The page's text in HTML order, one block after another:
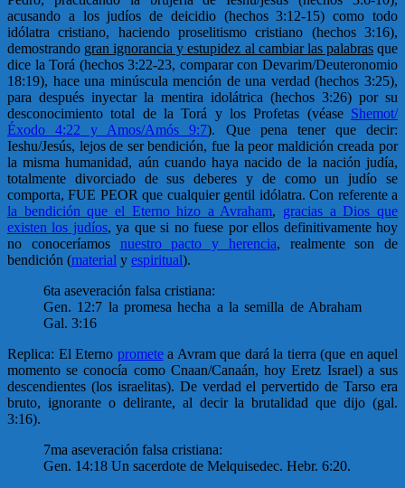
acusando a los judíos de deicidio (hechos 3:12-15) como todo
idólatra cristiano, haciendo proselitismo cristiano (hechos 3:16),
demostrando gran ignorancia y estupidez al cambiar las palabrasque
dice la Torá (hechos 3:22-23, comparar con Devarim/Deuteronomio
18:19), hace una minúscula mención de una verdad (hechos 3:25),
para después inyectar la mentira idolátrica (hechos 3:26) por su
desconocimiento total de la Torá y los Profetas (véase Shemot/
Éxodo 4:22 y Amos/Amós 9:7). Que pena tener que decir:
Ieshu/Jesús, lejos de ser bendición, fue la peor maldición creada por
la misma humanidad, aún cuando haya nacido de la nación judía,
totalmente divorciado de sus deberes y de como un judío se
comporta, FUE PEOR que cualquier gentil idólatra. Con referente a
la bendición que el Eterno hizo a Avraham, gracias a Dios que
existen los judíos, ya que si no fuese por ellos definitivamente hoy
no conoceríamos nuestro pacto y herencia, realmente son de
bendición (material y espiritual).
6ta aseveración falsa cristiana:
Gen. 12:7 la promesa hecha a la semilla de Abraham
Gal. 3:16
Replica: El Eterno prometea Avram que dará la tierra (que en aquel
momento se conocía como Cnaan/Canaán, hoy Eretz Israel) a sus
descendientes (los israelitas). De verdad el pervertido de Tarso era
bruto, ignorante o delirante, al decir la brutalidad que dijo (gal.
3:16).
7ma aseveración falsa cristiana:
Gen. 14:18 Un sacerdote de Melquisedec. Hebr. 6:20.